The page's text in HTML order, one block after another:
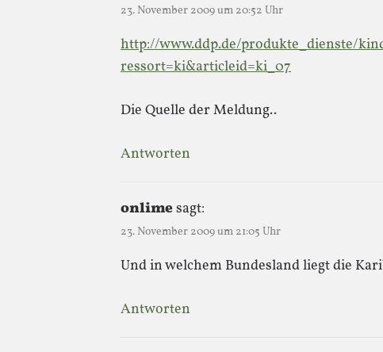
23. November 2009 um 20:52 Uhr
http://www.ddp.de/produkte_dienste/
ressort=ki&articleid=ki_07
Die Quelle der Meldung..
Antworten
onlimesagt:
23. November 2009 um 21:05 Uhr
Und in welchem Bundesland liegt die
Antworten